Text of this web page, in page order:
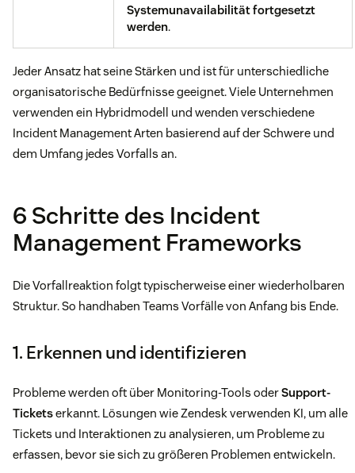
Systemunavailabilität fortgesetzt
werden.
Jeder Ansatz hat seine Stärken und ist für unterschiedliche
organisatorische Bedürfnisse geeignet. Viele Unternehmen
verwenden ein Hybridmodell und wenden verschiedene
Incident Management Arten basierend auf der Schwere und
dem Umfang jedes Vorfalls an.
6 Schritte des Incident
Management Frameworks
Die Vorfallreaktion folgt typischerweise einer wiederholbaren
Struktur. So handhaben Teams Vorfälle von Anfang bis Ende.
1. Erkennen und identifizieren
Probleme werden oft über Monitoring-Tools oderSupport-
Ticketserkannt. Lösungen wie Zendesk verwenden KI, um alle
Tickets und Interaktionen zu analysieren, um Probleme zu
erfassen, bevor sie sich zu größeren Problemen entwickeln.